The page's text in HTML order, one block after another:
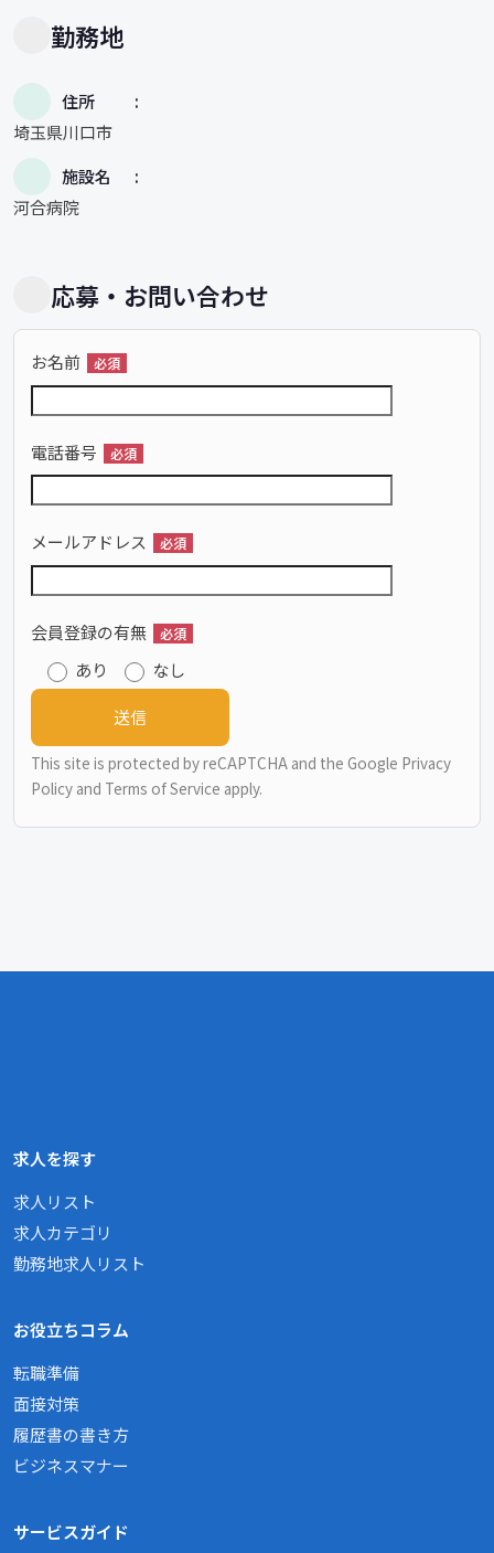
勤務地
住所
埼玉県川口市
施設名
河合病院
応募・お問い合わせ
お名前 必須
電話番号 必須
メールアドレス 必須
会員登録の有無 必須
あり なし
This site is protected by reCAPTCHA and the Google Privacy
Policy and Terms of Service apply.
求人を探す
求人リスト
求人カテゴリ
勤務地求人リスト
お役立ちコラム
転職準備
面接対策
履歴書の書き方
ビジネスマナー
サービスガイド